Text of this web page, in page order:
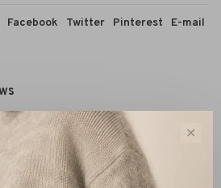
Facebook Twitter Pinterest E-mail
Noir, een verfijnd statementstuk
looks creëert met comfort. De
✕